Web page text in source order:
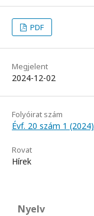
PDF
Megjelent
2024-12-02
Folyóirat szám
Évf. 20 szám 1 (2024)
Rovat
Hírek
Nyelv